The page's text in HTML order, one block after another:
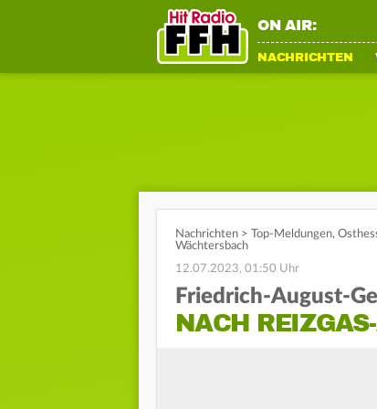
ON AIR:
NACHRICHTEN
Nachrichten > Top-Meldungen,
Wächtersbach
12.07.2023, 01:50 Uhr
Friedrich-August-
NACH